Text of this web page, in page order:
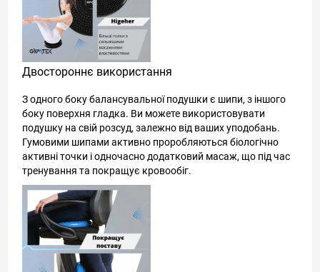
Двостороннє використання
З одного боку балансувальної подушки є шипи, з іншого
боку поверхня гладка. Ви можете використовувати
подушку на свій розсуд, залежно від ваших уподобань.
Гумовими шипами активно проробляються біологічно
активні точки і одночасно додатковий масаж, що під час
тренування та покращує кровообіг.